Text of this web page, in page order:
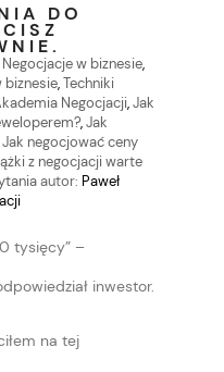
DO
Negocjacje w biznesie,
biznesie,Techniki
Negocjacji,Jak
,Jak
Jak negocjować ceny
z negocjacji warte
autor: Paweł
tysięcy” –
inwestor.
na tej